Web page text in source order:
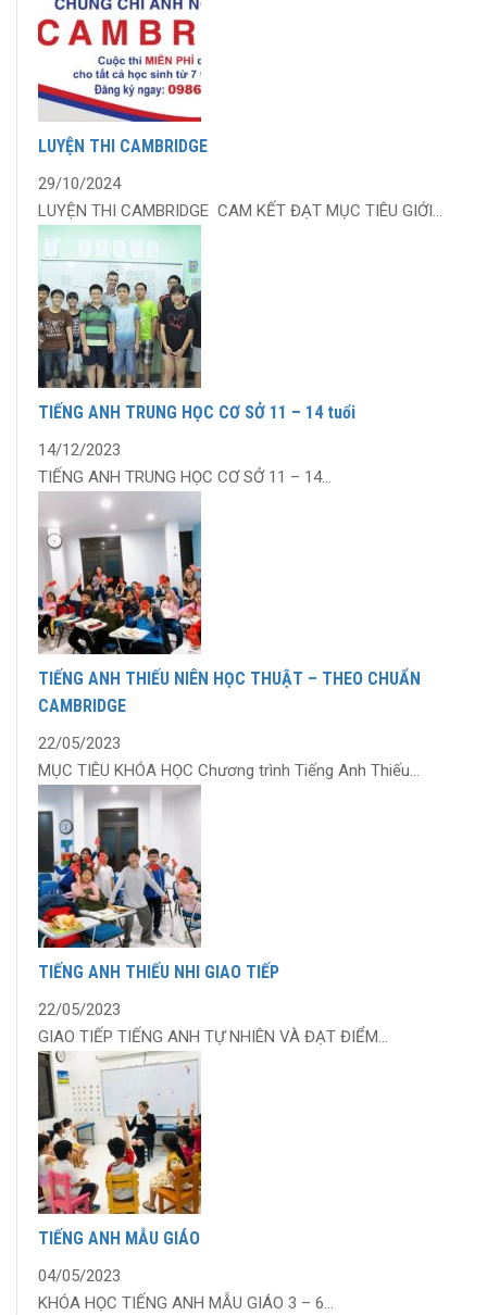
LUYỆN THI CAMBRIDGE
29/10/2024
LUYỆN THI CAMBRIDGE CAM KẾT ĐẠT MỤC TIÊU GIỚI...
TIẾNG ANH TRUNG HỌC CƠ SỞ 11 – 14 tuổi
14/12/2023
TIẾNG ANH TRUNG HỌC CƠ SỞ 11 – 14...
TIẾNG ANH THIẾU NIÊN HỌC THUẬT – THEO CHUẨN
CAMBRIDGE
22/05/2023
MỤC TIÊU KHÓA HỌC Chương trình Tiếng Anh Thiếu...
TIẾNG ANH THIẾU NHI GIAO TIẾP
22/05/2023
GIAO TIẾP TIẾNG ANH TỰ NHIÊN VÀ ĐẠT ĐIỂM...
TIẾNG ANH MẪU GIÁO
04/05/2023
KHÓA HỌC TIẾNG ANH MẪU GIÁO 3 – 6...